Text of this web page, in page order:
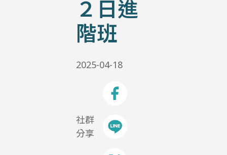
２日進
階班
2025-04-18
社群
分享